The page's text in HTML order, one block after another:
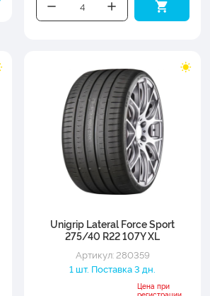
Unigrip Lateral Force Sport
275/40 R22 107Y XL
Артикул: 280359
1 шт. Поставка 3 дн.
Цена при